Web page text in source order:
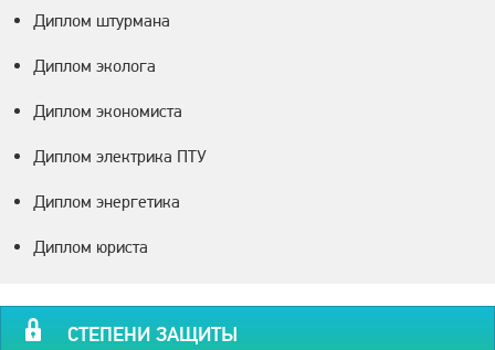
Диплом штурмана
Диплом эколога
Диплом экономиста
Диплом электрика ПТУ
Диплом энергетика
Диплом юриста
СТЕПЕНИ ЗАЩИТЫ